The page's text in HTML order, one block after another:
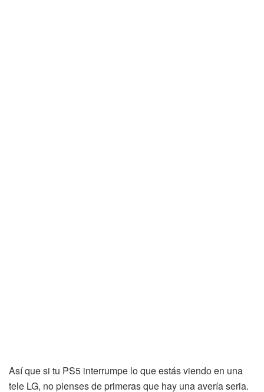
Así que si tu PS5 interrumpe lo que estás viendo en una
tele LG, no pienses de primeras que hay una avería seria.